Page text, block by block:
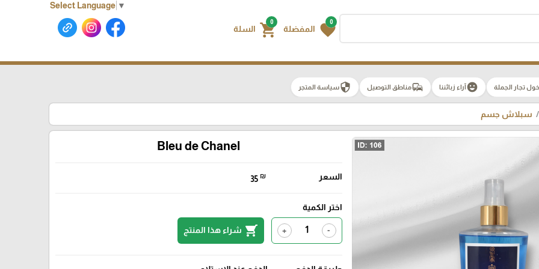
Select Language ▼
0
favorite المفضلة
0
shopping_cart السلة
تجار الجملة emoji_emotionsآراء زبائننا commuteمناطق التوصيل securityسياسة المتجر
سبلاش جسم
Bleu de Chanel
السعر 35 ₪
اختر الكمية
-
+
shopping_cart شراء هذا المنتج